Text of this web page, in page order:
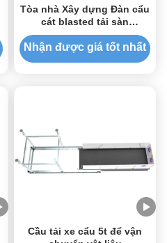
Tòa nhà Xây dựng Đàn cẩu
cát blasted tải sàn
MLP4200-H
Nhận được giá tốt nhất
Cầu tải xe cẩu 5t để vận